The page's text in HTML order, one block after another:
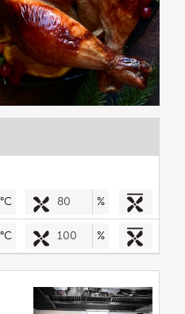
°C 80 %
°C 100 %